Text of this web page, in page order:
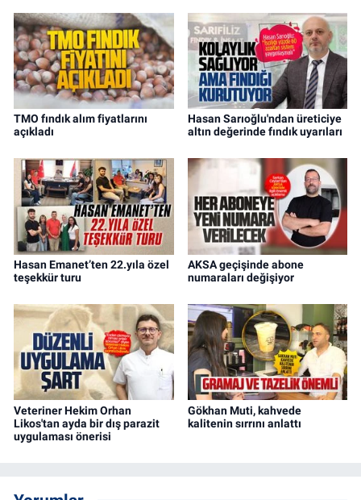
TMO fındık alım fiyatlarını
açıkladı
Hasan Sarıoğlu'ndan üreticiye
altın değerinde fındık uyarıları
Hasan Emanet’ten 22.yıla özel
teşekkür turu
AKSA geçişinde abone
numaraları değişiyor
Veteriner Hekim Orhan
Likos'tan ayda bir dış parazit
uygulaması önerisi
Gökhan Muti, kahvede
kalitenin sırrını anlattı